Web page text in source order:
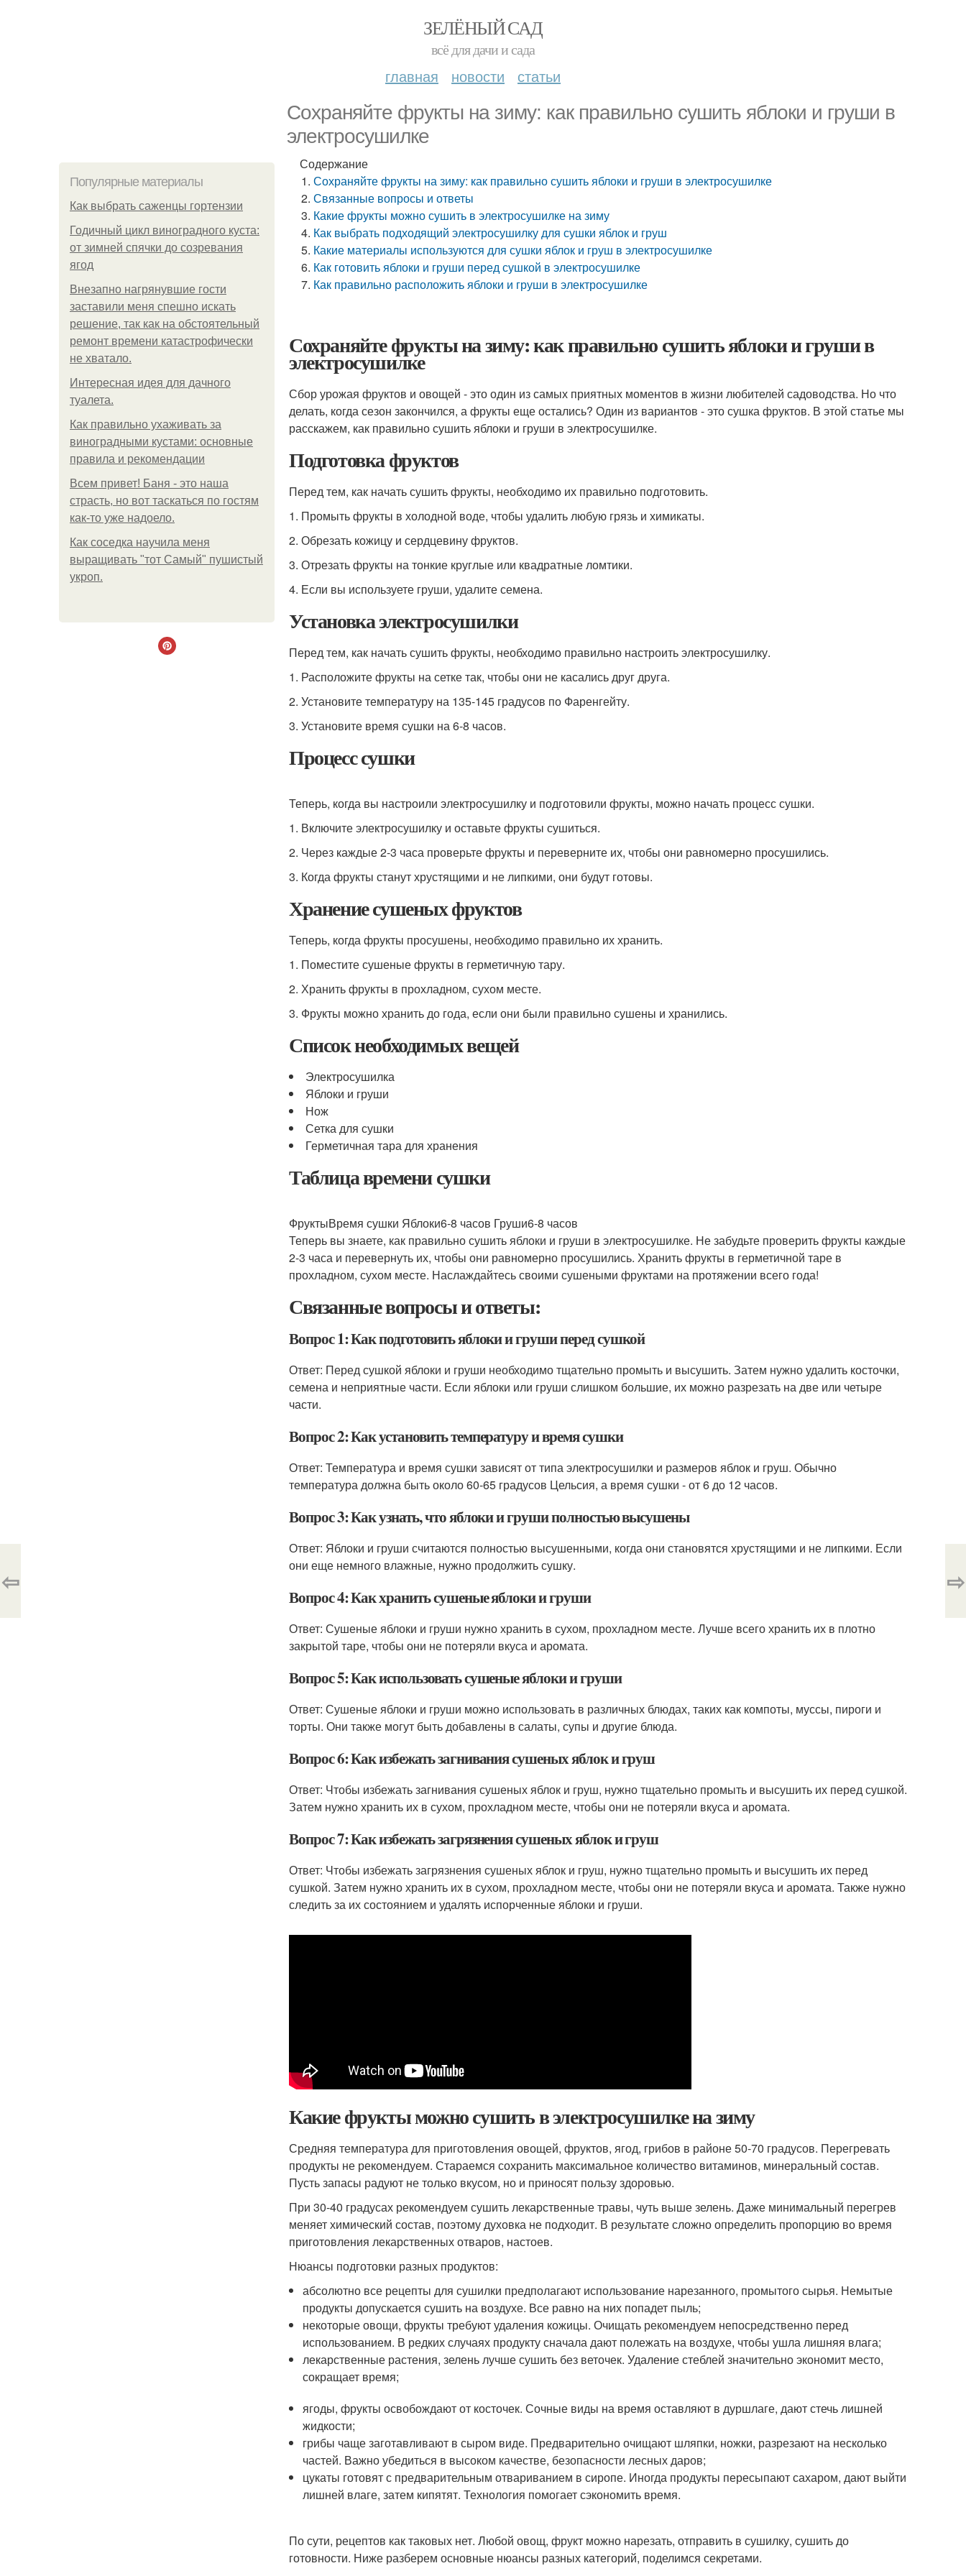
ЗЕЛЁНЫЙ САД
всё для дачи и сада
главная новости статьи
Сохраняйте фрукты на зиму: как правильно сушить яблоки и груши в
электросушилке
Популярные материалы
Как выбрать саженцы гортензии
Годичный цикл виноградного куста:
от зимней спячки до созревания
ягод
Внезапно нагрянувшие гости
заставили меня спешно искать
решение, так как на обстоятельный
ремонт времени катастрофически
не хватало.
Интересная идея для дачного
туалета.
Как правильно ухаживать за
виноградными кустами: основные
правила и рекомендации
Всем привет! Баня - это наша
страсть, но вот таскаться по гостям
как-то уже надоело.
Как соседка научила меня
выращивать "тот Самый" пушистый
укроп.
Содержание
Сохраняйте фрукты на зиму: как правильно сушить яблоки и груши в электросушилке
Связанные вопросы и ответы
Какие фрукты можно сушить в электросушилке на зиму
Как выбрать подходящий электросушилку для сушки яблок и груш
Какие материалы используются для сушки яблок и груш в электросушилке
Как готовить яблоки и груши перед сушкой в электросушилке
Как правильно расположить яблоки и груши в электросушилке
Сохраняйте фрукты на зиму: как правильно сушить яблоки и груши в
электросушилке
Сбор урожая фруктов и овощей - это один из самых приятных моментов в жизни любителей садоводства. Но что
делать, когда сезон закончился, а фрукты еще остались? Один из вариантов - это сушка фруктов. В этой статье мы
расскажем, как правильно сушить яблоки и груши в электросушилке.
Подготовка фруктов
Перед тем, как начать сушить фрукты, необходимо их правильно подготовить.
1. Промыть фрукты в холодной воде, чтобы удалить любую грязь и химикаты.
2. Обрезать кожицу и сердцевину фруктов.
3. Отрезать фрукты на тонкие круглые или квадратные ломтики.
4. Если вы используете груши, удалите семена.
Установка электросушилки
Перед тем, как начать сушить фрукты, необходимо правильно настроить электросушилку.
1. Расположите фрукты на сетке так, чтобы они не касались друг друга.
2. Установите температуру на 135-145 градусов по Фаренгейту.
3. Установите время сушки на 6-8 часов.
Процесс сушки
Теперь, когда вы настроили электросушилку и подготовили фрукты, можно начать процесс сушки.
1. Включите электросушилку и оставьте фрукты сушиться.
2. Через каждые 2-3 часа проверьте фрукты и переверните их, чтобы они равномерно просушились.
3. Когда фрукты станут хрустящими и не липкими, они будут готовы.
Хранение сушеных фруктов
Теперь, когда фрукты просушены, необходимо правильно их хранить.
1. Поместите сушеные фрукты в герметичную тару.
2. Хранить фрукты в прохладном, сухом месте.
3. Фрукты можно хранить до года, если они были правильно сушены и хранились.
Список необходимых вещей
Электросушилка
Яблоки и груши
Нож
Сетка для сушки
Герметичная тара для хранения
Таблица времени сушки
ФруктыВремя сушки Яблоки6-8 часов Груши6-8 часов
Теперь вы знаете, как правильно сушить яблоки и груши в электросушилке. Не забудьте проверить фрукты каждые
2-3 часа и перевернуть их, чтобы они равномерно просушились. Хранить фрукты в герметичной таре в
прохладном, сухом месте. Наслаждайтесь своими сушеными фруктами на протяжении всего года!
Связанные вопросы и ответы:
Вопрос 1: Как подготовить яблоки и груши перед сушкой
Ответ: Перед сушкой яблоки и груши необходимо тщательно промыть и высушить. Затем нужно удалить косточки,
семена и неприятные части. Если яблоки или груши слишком большие, их можно разрезать на две или четыре
части.
Вопрос 2: Как установить температуру и время сушки
Ответ: Температура и время сушки зависят от типа электросушилки и размеров яблок и груш. Обычно
температура должна быть около 60-65 градусов Цельсия, а время сушки - от 6 до 12 часов.
Вопрос 3: Как узнать, что яблоки и груши полностью высушены
Ответ: Яблоки и груши считаются полностью высушенными, когда они становятся хрустящими и не липкими. Если
они еще немного влажные, нужно продолжить сушку.
Вопрос 4: Как хранить сушеные яблоки и груши
Ответ: Сушеные яблоки и груши нужно хранить в сухом, прохладном месте. Лучше всего хранить их в плотно
закрытой таре, чтобы они не потеряли вкуса и аромата.
Вопрос 5: Как использовать сушеные яблоки и груши
Ответ: Сушеные яблоки и груши можно использовать в различных блюдах, таких как компоты, муссы, пироги и
торты. Они также могут быть добавлены в салаты, супы и другие блюда.
Вопрос 6: Как избежать загнивания сушеных яблок и груш
Ответ: Чтобы избежать загнивания сушеных яблок и груш, нужно тщательно промыть и высушить их перед сушкой.
Затем нужно хранить их в сухом, прохладном месте, чтобы они не потеряли вкуса и аромата.
Вопрос 7: Как избежать загрязнения сушеных яблок и груш
Ответ: Чтобы избежать загрязнения сушеных яблок и груш, нужно тщательно промыть и высушить их перед
сушкой. Затем нужно хранить их в сухом, прохладном месте, чтобы они не потеряли вкуса и аромата. Также нужно
следить за их состоянием и удалять испорченные яблоки и груши.
Какие фрукты можно сушить в электросушилке на зиму
Средняя температура для приготовления овощей, фруктов, ягод, грибов в районе 50-70 градусов. Перегревать
продукты не рекомендуем. Стараемся сохранить максимальное количество витаминов, минеральный состав.
Пусть запасы радуют не только вкусом, но и приносят пользу здоровью.
При 30-40 градусах рекомендуем сушить лекарственные травы, чуть выше зелень. Даже минимальный перегрев
меняет химический состав, поэтому духовка не подходит. В результате сложно определить пропорцию во время
приготовления лекарственных отваров, настоев.
Нюансы подготовки разных продуктов:
абсолютно все рецепты для сушилки предполагают использование нарезанного, промытого сырья. Немытые
продукты допускается сушить на воздухе. Все равно на них попадет пыль;
некоторые овощи, фрукты требуют удаления кожицы. Очищать рекомендуем непосредственно перед
использованием. В редких случаях продукту сначала дают полежать на воздухе, чтобы ушла лишняя влага;
лекарственные растения, зелень лучше сушить без веточек. Удаление стеблей значительно экономит место,
сокращает время;
ягоды, фрукты освобождают от косточек. Сочные виды на время оставляют в дуршлаге, дают стечь лишней
жидкости;
грибы чаще заготавливают в сыром виде. Предварительно очищают шляпки, ножки, разрезают на несколько
частей. Важно убедиться в высоком качестве, безопасности лесных даров;
цукаты готовят с предварительным отвариванием в сиропе. Иногда продукты пересыпают сахаром, дают выйти
лишней влаге, затем кипятят. Технология помогает сэкономить время.
По сути, рецептов как таковых нет. Любой овощ, фрукт можно нарезать, отправить в сушилку, сушить до
готовности. Ниже разберем основные нюансы разных категорий, поделимся секретами.
⇦ ⇨